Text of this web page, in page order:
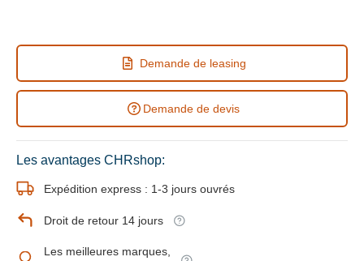
Demande de leasing
Demande de devis
Les avantages CHRshop:
Expédition express : 1-3 jours ouvrés
Droit de retour 14 jours
Les meilleures marques,